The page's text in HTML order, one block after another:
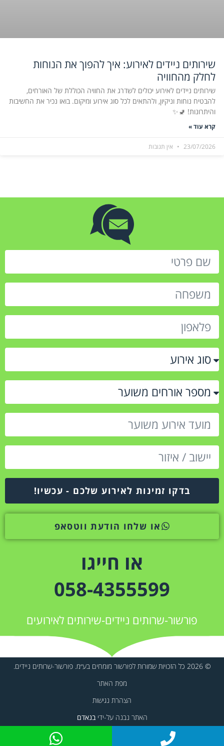
שירותים ניידים לאירוע: איך להפוך את הנוחות
לחלק מהחוויה
שירותים ניידים לאירוע יכולים לשדרג את החוויה הכוללת של האורחים,
להבטיח נוחות וניקיון, ולהתאים לכל סוג אירוע ומיקום. בואו נכיר את החשיבות
והיתרונות! 🚽✨
קרא עוד »
23/07/2026 אין תגובות
בדקו זמינות לאירוע שלכם - עכשיו!
או שלחו הודעת ווטסאפ
או חייגו
058-4355599
פורשור-שרותים ניידים-שירותים לאירועים
© 2026 כל הזכויות שמורות לפורשור מומחים בע״מ. פורשור-שרותים ניידים.
מפת האתר
הצהרת נגישות
האתר נבנה על-ידיבנאדם